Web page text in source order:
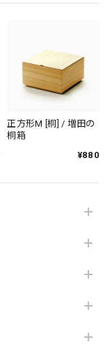
正方形M [桐] / 増田の
桐箱
¥880